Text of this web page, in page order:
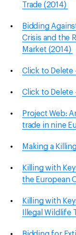
Trade (2014)
Bidding
Crisis and the
Market (2014)
Click to Delete
Click to Delete
Project Web:
trade in nine
Making a
Killing with
the European
Killing with
Illegal Wildlife